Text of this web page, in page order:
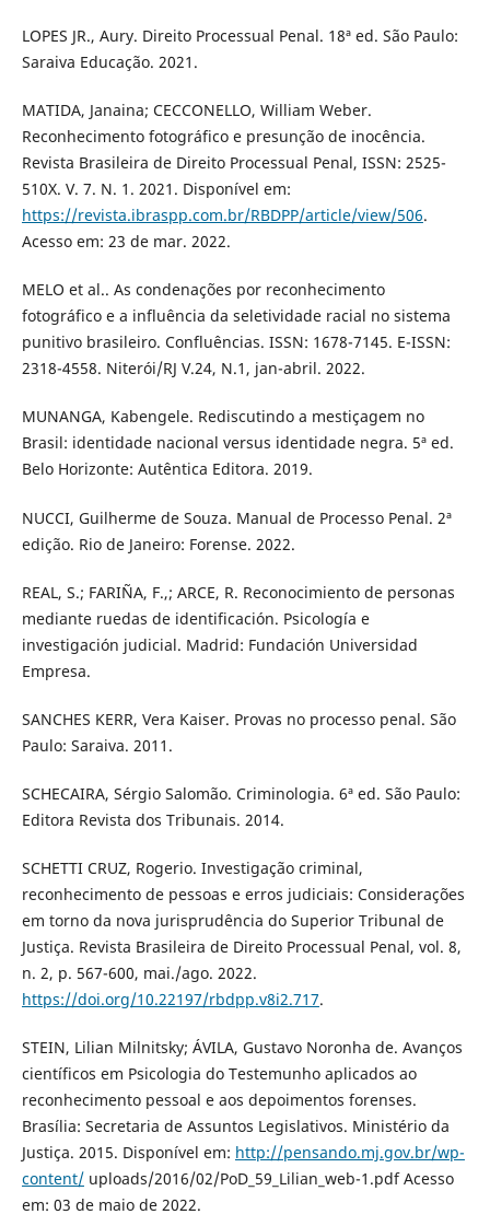
LOPES JR., Aury. Direito Processual Penal. 18ª ed. São Paulo:
Saraiva Educação. 2021.
MATIDA, Janaina; CECCONELLO, William Weber.
Reconhecimento fotográfico e presunção de inocência.
Revista Brasileira de Direito Processual Penal, ISSN: 2525-
510X. V. 7. N. 1. 2021. Disponível em:
https://revista.ibraspp.com.br/RBDPP/article/view/506.
Acesso em: 23 de mar. 2022.
MELO et al.. As condenações por reconhecimento
fotográfico e a influência da seletividade racial no sistema
punitivo brasileiro. Confluências. ISSN: 1678-7145. E-ISSN:
2318-4558. Niterói/RJ V.24, N.1, jan-abril. 2022.
MUNANGA, Kabengele. Rediscutindo a mestiçagem no
Brasil: identidade nacional versus identidade negra. 5ª ed.
Belo Horizonte: Autêntica Editora. 2019.
NUCCI, Guilherme de Souza. Manual de Processo Penal. 2ª
edição. Rio de Janeiro: Forense. 2022.
REAL, S.; FARIÑA, F.,; ARCE, R. Reconocimiento de personas
mediante ruedas de identificación. Psicología e
investigación judicial. Madrid: Fundación Universidad
Empresa.
SANCHES KERR, Vera Kaiser. Provas no processo penal. São
Paulo: Saraiva. 2011.
SCHECAIRA, Sérgio Salomão. Criminologia. 6ª ed. São Paulo:
Editora Revista dos Tribunais. 2014.
SCHETTI CRUZ, Rogerio. Investigação criminal,
reconhecimento de pessoas e erros judiciais: Considerações
em torno da nova jurisprudência do Superior Tribunal de
Justiça. Revista Brasileira de Direito Processual Penal, vol. 8,
n. 2, p. 567-600, mai./ago. 2022.
https://doi.org/10.22197/rbdpp.v8i2.717.
STEIN, Lilian Milnitsky; ÁVILA, Gustavo Noronha de. Avanços
científicos em Psicologia do Testemunho aplicados ao
reconhecimento pessoal e aos depoimentos forenses.
Brasília: Secretaria de Assuntos Legislativos. Ministério da
Justiça. 2015. Disponível em: http://pensando.mj.gov.br/wp-
content/uploads/2016/02/PoD_59_Lilian_web-1.pdf Acesso
em: 03 de maio de 2022.